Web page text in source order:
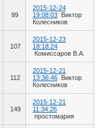
99
2015-12-24
19:08:03 Виктор
Колесников
107
2015-12-23
18:18:24
Комиссаров В.А.
112
2015-12-21
13:36:46 Виктор
Колесников
149
2015-12-21
11:34:26
простомария